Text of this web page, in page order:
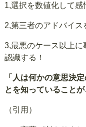
1,選択を数値化して感
2,第三者のアドバイス
3,最悪のケース以上に
認識する！
「人は何かの意思決
とを知っていることが
（引用）